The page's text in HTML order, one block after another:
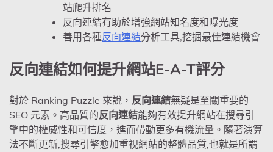
站爬升排名
反向連結有助於增強網站知名度和曝光度
善用各種反向連結分析工具,挖掘最佳連結機會
反向連結如何提升網站E-A-T評分
對於 Ranking Puzzle 來說， 反向連結無疑是至關重要的
SEO 元素。高品質的反向連結能夠有效提升網站在搜尋引
擎中的權威性和可信度，進而帶動更多有機流量。隨著演算
法不斷更新,搜尋引擎愈加重視網站的整體品質,也就是所謂